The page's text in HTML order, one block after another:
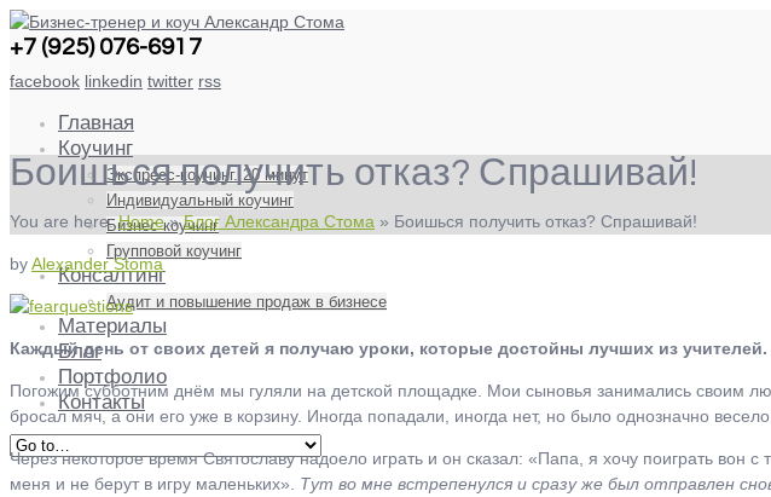
+7 (925) 076-6917
facebook linkedin twitter rss
Главная
Коучинг
Экспресс-коучинг. 20 минут
Индивидуальный коучинг
Бизнес коучинг
Групповой коучинг
Консалтинг
Аудит и повышение продаж в бизнесе
Материалы
Блог
Портфолио
Контакты
Боишься получить отказ? Спрашивай!
You are here:Home » Блог Александра Стома » Боишься получить отказ? Спрашивай!
byAlexander Stoma
Каждый день от своих детей я получаю уроки, которые достойны лучших из учителей.
Погожим субботним днём мы гуляли на детской площадке. Мои сыновья занимались своим
бросал мяч, а они его уже в корзину. Иногда попадали, иногда нет, но было однозначно весело.
Через некоторое время Святославу надоело играть и он сказал: «Папа, я хочу поиграть
меня и не берут в игру маленьких». Тут во мне встрепенулся и сразу же был отправлен